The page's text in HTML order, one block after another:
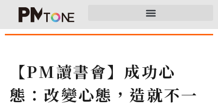
【PM讀書會】成功心
態：改變心態，造就不一